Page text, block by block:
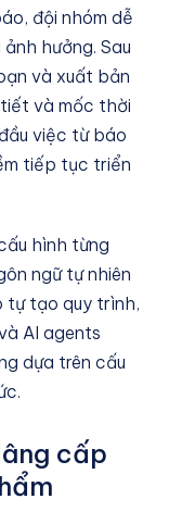
đội nhóm dễ
hưởng. Sau
và xuất bản
và mốc thời
việc từ báo
tiếp tục triển
hình từng
ngữ tự nhiên
tự tạo quy trình,
AI agents
dựa trên cấu
cấp